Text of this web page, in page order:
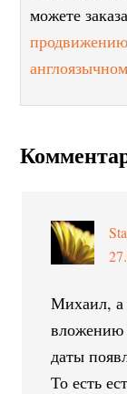
можете
Михаил, а
вложению
даты
То есть